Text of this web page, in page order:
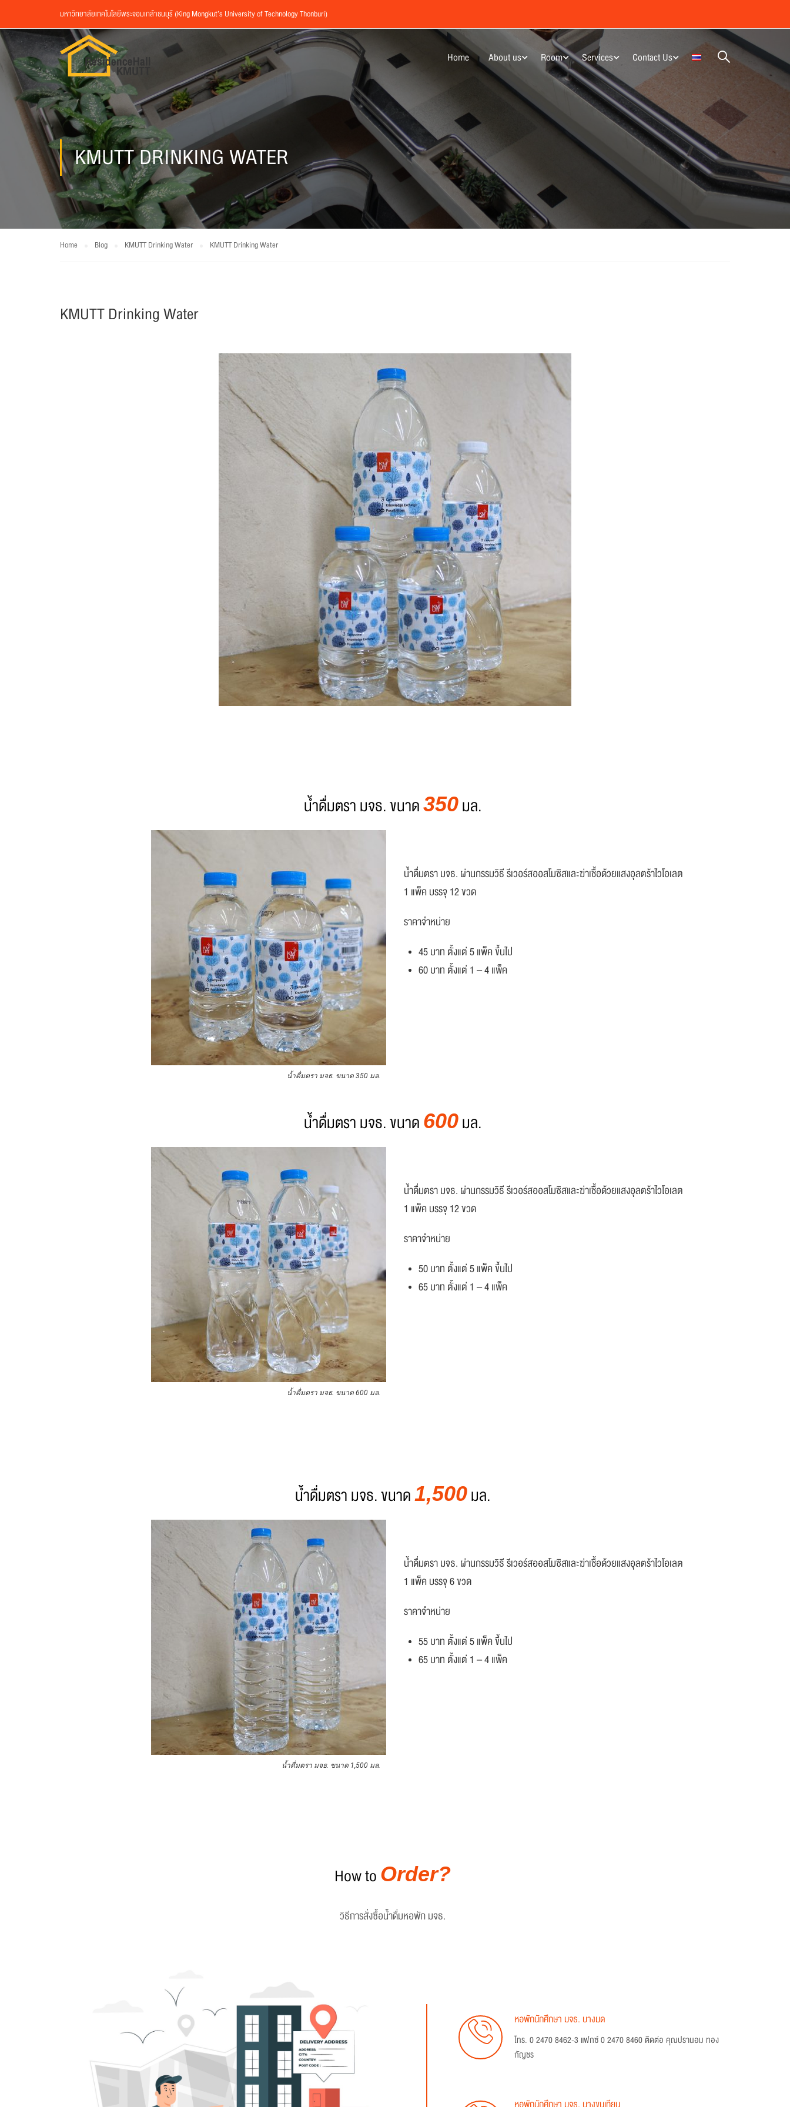
มหาวิทยาลัยเทคโนโลยีพระจอมเกล้าธนบุรี (King Mongkut’s University of Technology Thonburi)
Home About us Room Services Contact Us
KMUTT DRINKING WATER
Home Blog KMUTT Drinking Water KMUTT Drinking Water
KMUTT Drinking Water
น้ำดื่มตรา มจธ. ขนาด350มล.
น้ำดื่มตรา มจธ. ขนาด 350 มล.
น้ำดื่มตรา มจธ. ผ่านกรรมวิธี รีเวอร์สออสโมซิสและฆ่าเชื้อด้วยแสงอุลตร้าไวโอเลต
1 แพ็ค บรรจุ 12 ขวด
ราคาจำหน่าย
45 บาท ตั้งแต่ 5 แพ็ค ขึ้นไป
60 บาท ตั้งแต่ 1 – 4 แพ็ค
น้ำดื่มตรา มจธ. ขนาด600มล.
น้ำดื่มตรา มจธ. ขนาด 600 มล.
น้ำดื่มตรา มจธ. ผ่านกรรมวิธี รีเวอร์สออสโมซิสและฆ่าเชื้อด้วยแสงอุลตร้าไวโอเลต
1 แพ็ค บรรจุ 12 ขวด
ราคาจำหน่าย
50 บาท ตั้งแต่ 5 แพ็ค ขึ้นไป
65 บาท ตั้งแต่ 1 – 4 แพ็ค
น้ำดื่มตรา มจธ. ขนาด1,500มล.
น้ำดื่มตรา มจธ. ขนาด 1,500 มล.
น้ำดื่มตรา มจธ. ผ่านกรรมวิธี รีเวอร์สออสโมซิสและฆ่าเชื้อด้วยแสงอุลตร้าไวโอเลต
1 แพ็ค บรรจุ 6 ขวด
ราคาจำหน่าย
55 บาท ตั้งแต่ 5 แพ็ค ขึ้นไป
65 บาท ตั้งแต่ 1 – 4 แพ็ค
How toOrder?
วิธีการสั่งซื้อน้ำดื่มหอพัก มจธ.
หอพักนักศึกษา มจธ. บางมด
โทร. 0 2470 8462-3 แฟกซ์ 0 2470 8460 ติดต่อ คุณปรานอม ทอง
กัญชร